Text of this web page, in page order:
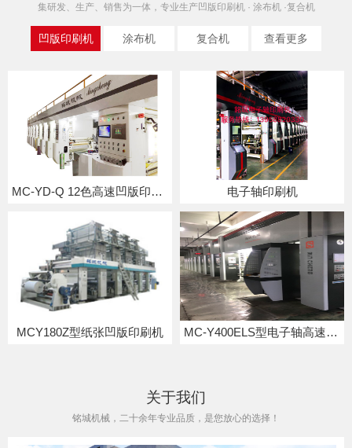
集研发、生产、销售为一体，专业生产凹版印刷机 · 涂布机 ·复合机
凹版印刷机 涂布机 复合机 查看更多
MC-YD-Q 12色高速凹版印刷机 电子轴印刷机
MCY180Z型纸张凹版印刷机 MC-Y400ELS型电子轴高速凹版印刷机
关于我们
铭城机械，二十余年专业品质，是您放心的选择！